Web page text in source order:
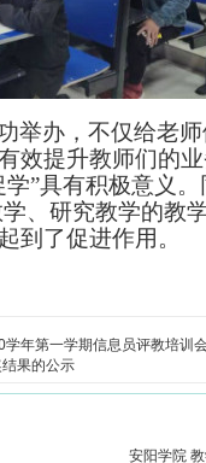
举办，不仅给老
效提升教师们的
”具有积极意义
、研究教学的教
到了促进作用。
年第一学期信息员评教培训
果的公示
安阳学院